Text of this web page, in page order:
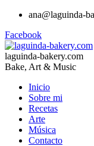
ana@laguinda-
Facebook
laguinda-bakery.com
Bake, Art & Music
Inicio
Sobre mi
Recetas
Arte
Música
Contacto